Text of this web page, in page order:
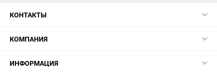
КОНТАКТЫ
КОМПАНИЯ
ИНФОРМАЦИЯ